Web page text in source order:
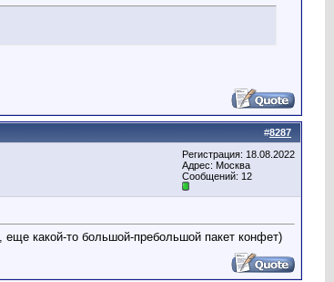
#8287
Регистрация: 18.08.2022
Адрес: Москва
Сообщений: 12
какой-то большой-пребольшой пакет конфет)